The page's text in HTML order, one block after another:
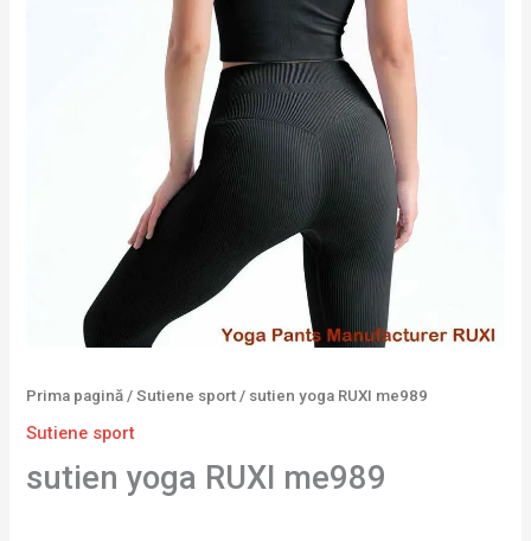
Prima pagină /Sutiene sport / sutien yoga RUXI me989
Sutiene sport
sutien yoga RUXI me989